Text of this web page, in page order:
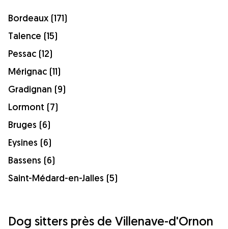
Bordeaux (171)
Talence (15)
Pessac (12)
Mérignac (11)
Gradignan (9)
Lormont (7)
Bruges (6)
Eysines (6)
Bassens (6)
Saint-Médard-en-Jalles (5)
Dog sitters près de Villenave-d'Ornon